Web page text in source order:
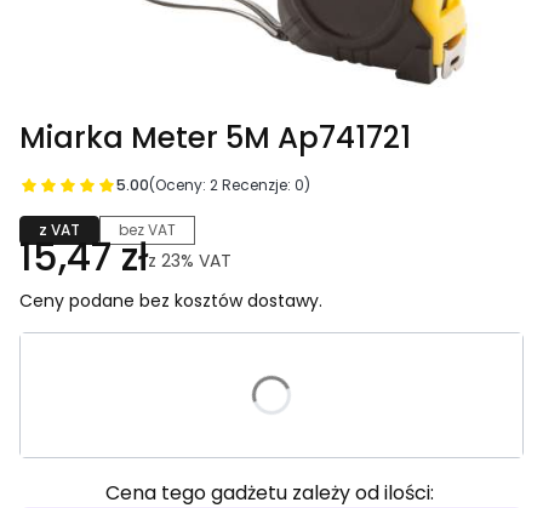
Miarka Meter 5M Ap741721
5.00(Oceny: 2 Recenzje: 0)
z VAT bez VAT
15,47 złz 23% VAT
Ceny podane bez kosztów dostawy.
Poszczególne warianty mogą różnić się ceną
Cena tego gadżetu zależy od ilości: